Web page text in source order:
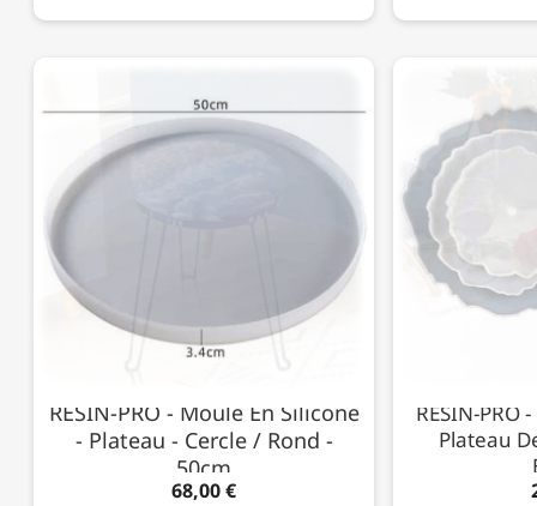
RESIN-PRO - Moule En Silicone
- Plateau - Cercle / Rond -
50cm
68,00 €
RESIN-PRO
Plateau